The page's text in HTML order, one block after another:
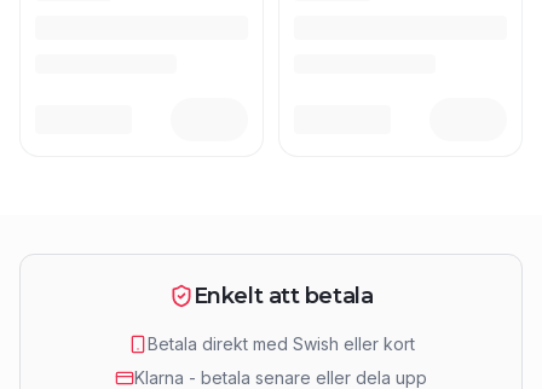
Enkelt att betala
Betala direkt med Swish eller kort
Klarna - betala senare eller dela upp